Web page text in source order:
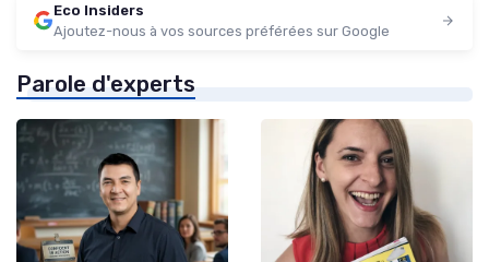
Eco Insiders
Ajoutez-nous à vos sources préférées sur Google
Parole d'experts